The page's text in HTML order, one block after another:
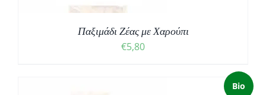
Παξιμάδι Ζέας με Χαρούπι
€5,80
Bio